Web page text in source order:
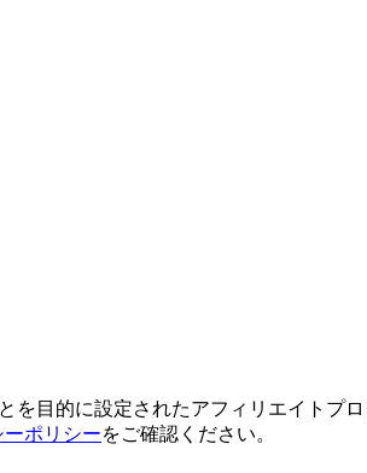
目的に設定されたアフィリエイトプ
ポリシーをご確認ください。